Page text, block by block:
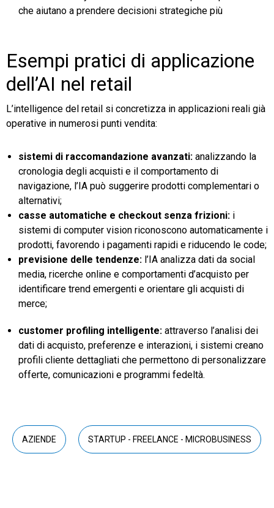
che aiutano a prendere decisioni strategiche più
Esempi pratici di applicazione
dell’AI nel retail
L’intelligence del retail si concretizza in applicazioni reali già
operative in numerosi punti vendita:
sistemi di raccomandazione avanzati: analizzando la
cronologia degli acquisti e il comportamento di
navigazione, l’IA può suggerire prodotti complementari o
alternativi;
casse automatiche e checkout senza frizioni: i
sistemi di computer vision riconoscono automaticamente i
prodotti, favorendo i pagamenti rapidi e riducendo le code;
previsione delle tendenze: l’IA analizza dati da social
media, ricerche online e comportamenti d’acquisto per
identificare trend emergenti e orientare gli acquisti di
merce;
customer profiling intelligente: attraverso l’analisi dei
dati di acquisto, preferenze e interazioni, i sistemi creano
profili cliente dettagliati che permettono di personalizzare
offerte, comunicazioni e programmi fedeltà.
AZIENDE STARTUP - FREELANCE - MICROBUSINESS